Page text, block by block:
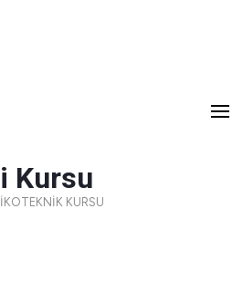
Kursu
KURSU